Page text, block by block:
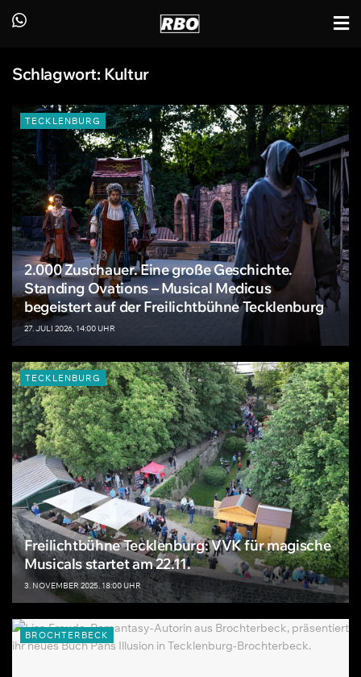
Schlagwort: Kultur
TECKLENBURG
2.000 Zuschauer. Eine große Geschichte.
Standing Ovations – Musical Medicus
begeistert auf der Freilichtbühne Tecklenburg
27. JULI 2026, 14:00 UHR
TECKLENBURG
Freilichtbühne Tecklenburg: VVK für magische
Musicals startet am 22.11.
3. NOVEMBER 2025, 18:00 UHR
BROCHTERBECK